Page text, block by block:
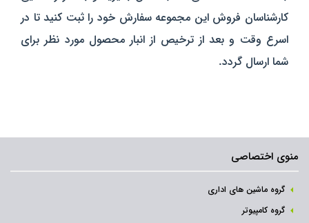
کارشناسان فروش این مجموعه سفارش خود را ثبت کنید تا در
اسرع وقت و بعد از ترخیص از انبار محصول مورد نظر برای
شما ارسال گردد.
منوی اختصاصی
گروه ماشین های اداری
گروه کامپیوتر